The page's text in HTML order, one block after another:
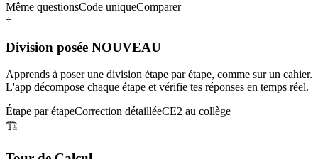
Même questionsCode uniqueComparer
÷
Division posée NOUVEAU
Apprends à poser une division étape par étape, comme sur un cahier.
L'app décompose chaque étape et vérifie tes réponses en temps réel.
Étape par étapeCorrection détailléeCE2 au collège
🏗️